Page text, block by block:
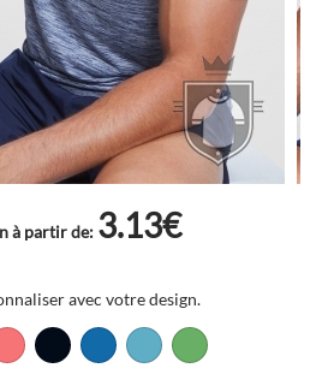
à partir de: 3.13€
avec votre design.